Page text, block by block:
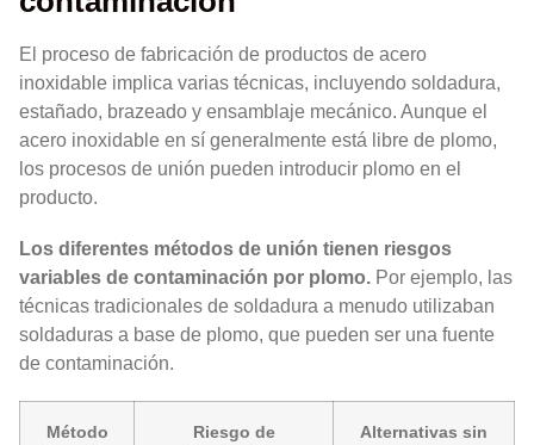
El proceso de fabricación de productos de acero
inoxidable implica varias técnicas, incluyendo soldadura,
estañado, brazeado y ensamblaje mecánico. Aunque el
acero inoxidable en sí generalmente está libre de plomo,
los procesos de unión pueden introducir plomo en el
producto.
Los diferentes métodos de unión tienen riesgos
variables de contaminación por plomo. Por ejemplo, las
técnicas tradicionales de soldadura a menudo utilizaban
soldaduras a base de plomo, que pueden ser una fuente
de contaminación.
Método
Riesgo de
Alternativas sin